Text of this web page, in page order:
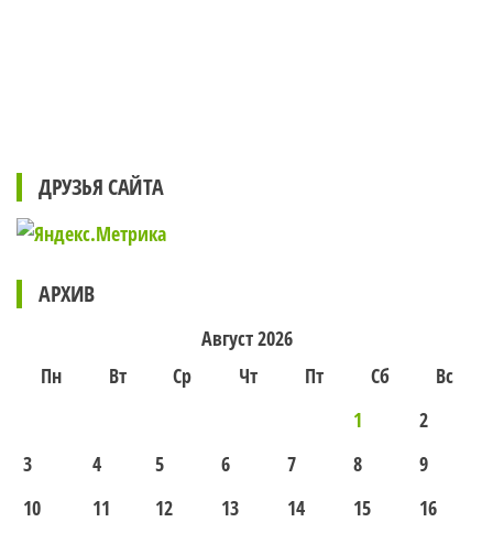
ДРУЗЬЯ САЙТА
АРХИВ
Август 2026
Пн
Вт Ср Чт Пт Сб
Вс
1
2
3
4 5 6 7 8
9
10
11 12 13 14 15 16